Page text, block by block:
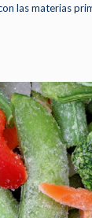
las materias